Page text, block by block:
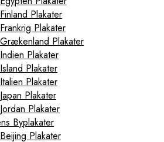
Finland Plakater
Frankrig Plakater
Grækenland Plakater
Indien Plakater
Island Plakater
Italien Plakater
Japan Plakater
Jordan Plakater
Byplakater
Beijing Plakater